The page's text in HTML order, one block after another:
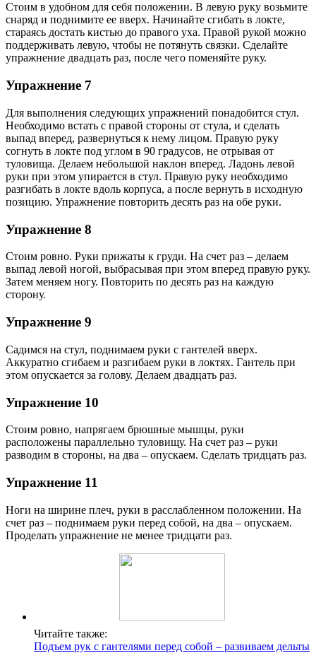
Стоим в удобном для себя положении. В левую руку возьмите
снаряд и поднимите ее вверх. Начинайте сгибать в локте,
стараясь достать кистью до правого уха. Правой рукой можно
поддерживать левую, чтобы не потянуть связки. Сделайте
упражнение двадцать раз, после чего поменяйте руку.
Упражнение 7
Для выполнения следующих упражнений понадобится стул.
Необходимо встать с правой стороны от стула, и сделать
выпад вперед, развернуться к нему лицом. Правую руку
согнуть в локте под углом в 90 градусов, не отрывая от
туловища. Делаем небольшой наклон вперед. Ладонь левой
руки при этом упирается в стул. Правую руку необходимо
разгибать в локте вдоль корпуса, а после вернуть в исходную
позицию. Упражнение повторить десять раз на обе руки.
Упражнение 8
Стоим ровно. Руки прижаты к груди. На счет раз – делаем
выпад левой ногой, выбрасывая при этом вперед правую руку.
Затем меняем ногу. Повторить по десять раз на каждую
сторону.
Упражнение 9
Садимся на стул, поднимаем руки с гантелей вверх.
Аккуратно сгибаем и разгибаем руки в локтях. Гантель при
этом опускается за голову. Делаем двадцать раз.
Упражнение 10
Стоим ровно, напрягаем брюшные мышцы, руки
расположены параллельно туловищу. На счет раз – руки
разводим в стороны, на два – опускаем. Сделать тридцать раз.
Упражнение 11
Ноги на ширине плеч, руки в расслабленном положении. На
счет раз – поднимаем руки перед собой, на два – опускаем.
Проделать упражнение не менее тридцати раз.
Читайте также:
Подъем рук с гантелями перед собой – развиваем дельты